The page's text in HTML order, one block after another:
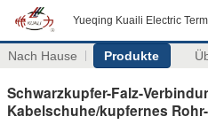
Yueqing Kuaili Electric
Nach Hause Produkte
Schwarzkupfer-Falz-
Kabelschuhe/kupfernes